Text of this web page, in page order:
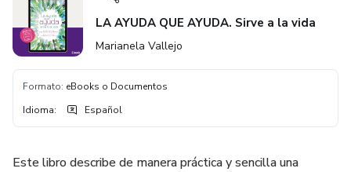
LA AYUDA QUE AYUDA. Sirve a la vida
Marianela Vallejo
Formato: eBooks o Documentos
Idioma: Español
Este libro describe de manera práctica y sencilla una